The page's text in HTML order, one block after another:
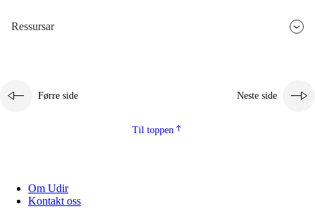
Ressursar
Førre side Neste side
Til toppen
Om Udir
Kontakt oss